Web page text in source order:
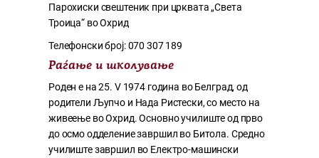
Парохиски свештеник при црквата „Света
Троица“ во Охрид
Телефонски број: 070 307 189
Раѓање и школување
Роден е на 25. V 1974 година во Белград, од
родители Љупчо и Нада Ристески, со место на
живеење во Охрид. Основно училиште од прво
до осмо одделение завршил во Битола. Средно
училиште завршил во Електро-машински